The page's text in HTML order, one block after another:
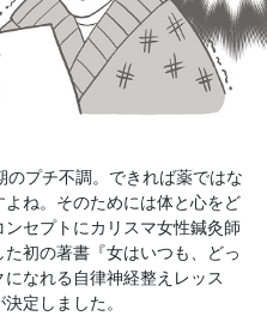
プチ不調。できれば薬ではな
よね。そのためには体と心をど
セプトにカリスマ女性鍼灸師
初の著書『女はいつも、どっ
なれる自律神経整えレッス
定しました。